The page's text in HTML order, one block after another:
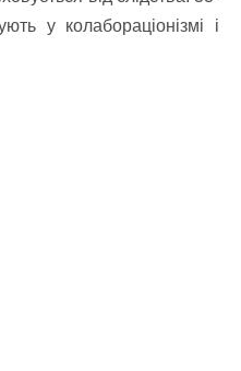
у колабораціонізмі і